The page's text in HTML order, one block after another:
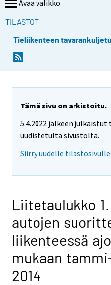
Avaa valikko
TILASTOT
Tieliikenteen
Tämä sivu on arkistoitu.
5.4.2022 jälkeen
uudistetulta sivustolta.
Siirry uudelle tilastosivulle
Liitetaulukko
autojen
liikenteessä
mukaan
2014